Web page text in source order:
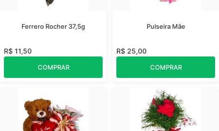
Ferrero Rocher 37,5g
R$ 11,50
COMPRAR
Pulseira Mãe
R$ 25,00
COMPRAR